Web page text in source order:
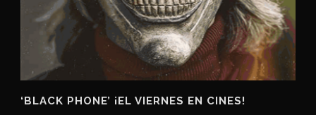
‘BLACK PHONE’ ¡EL VIERNES EN CINES!